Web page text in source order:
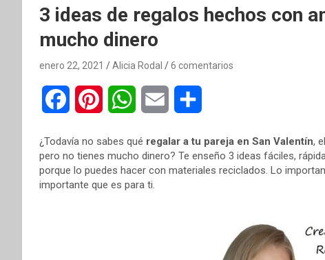
3 ideas de regalos hechos con
mucho dinero
enero 22, 2021 Alicia Rodal 6 comentarios
c
e
n
t
a
t
a m
¿Todavía no sabes qué regalar a tu pareja en San Valentín,
pero no tienes mucho dinero? Te enseño 3 ideas fáciles,
porque lo puedes hacer con materiales reciclados. Lo
importante que es para ti.